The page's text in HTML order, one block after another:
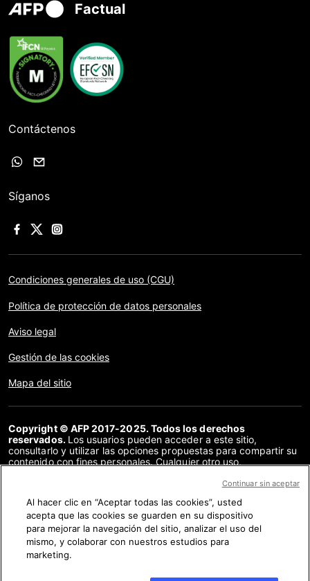
Factual
Contáctenos
Síganos
Condiciones generales de uso (CGU)
Política de protección de datos personales
Aviso legal
Gestión de las cookies
Mapa del sitio
Copyright © AFP 2017-2025. Todos los derechos
reservados. Los usuarios pueden acceder a este sitio,
consultarlo y utilizar las opciones propuestas para compartir su
contenido con fines personales. Cualquier otro uso,
distribución del contenido de este sitio, en su totalidad o en
acuerdo específico firmado con la AFP, está estrictamente
prohibido. Los elementos analizados en cada verificación se
presentan o se enlazan en tanto en cuanto son necesarios para
la correcta comprensión de la verificación en cuestión. La AFP
no cuenta con derechos sobre los autores ni sobre los
propietarios del copyright de estos contenidos de terceras
Al hacer clic en “Aceptar todas las cookies”, usted
acepta que las cookies se guarden en su dispositivo
para mejorar la navegación del sitio, analizar el uso del
mismo, y colaborar con nuestros estudios para
marketing.
Continuar sin aceptar